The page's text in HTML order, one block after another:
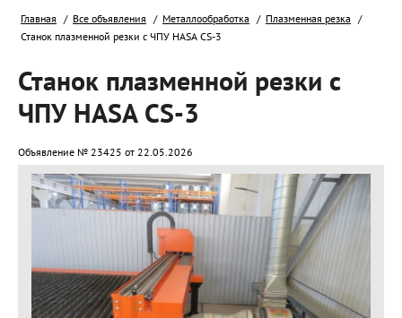
Главная Все объявления Металлообработка
Плазменная резка
Станок плазменной резки с ЧПУ HASA CS-3
Станок плазменной резки с
ЧПУ HASA CS-3
Объявление № 23425 от 22.05.2026